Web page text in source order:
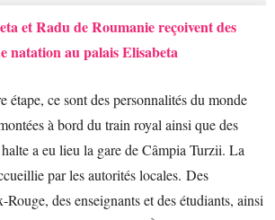
et Radu de Roumanie reçoivent des
natation au palais Elisabeta
étape, ce sont des personnalités du monde
à bord du train royal ainsi que des
a eu lieu la gare de Câmpia Turzii. La
par les autorités locales. Des
des enseignants et des étudiants, ainsi